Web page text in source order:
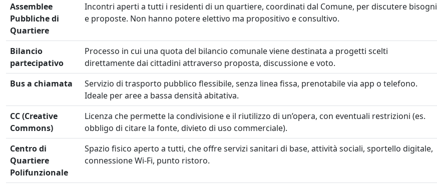
Assemblee
Pubbliche di
Quartiere
Incontri aperti a tutti i residenti di un quartiere, coordinati dal Comune, per discutere bisogni
e proposte. Non hanno potere elettivo ma propositivo e consultivo.
Bilancio
partecipativo
Processo in cui una quota del bilancio comunale viene destinata a progetti scelti
direttamente dai cittadini attraverso proposta, discussione e voto.
Bus a chiamata
Servizio di trasporto pubblico flessibile, senza linea fissa, prenotabile via app o telefono.
Ideale per aree a bassa densità abitativa.
CC (Creative
Commons)
Licenza che permette la condivisione e il riutilizzo di un’opera, con eventuali restrizioni (es.
obbligo di citare la fonte, divieto di uso commerciale).
Centro di
Quartiere
Polifunzionale
Spazio fisico aperto a tutti, che offre servizi sanitari di base, attività sociali, sportello digitale,
connessione Wi-Fi, punto ristoro.